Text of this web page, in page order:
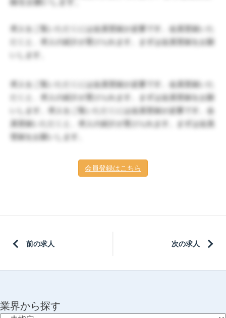
録をお願いします。
求人をご覧いただくには会員登録が必要です。会員登録いた
だくと、求人の紹介が受けられます。まずは会員登録をお願
いします。
求人をご覧いただくには会員登録が必要です。会員登録いた
だくと、求人の紹介が受けられます。まずは会員登録をお願
いします。求人をご覧いただくには会員登録が必要です。会
員登録いただくと、求人の紹介が受けられます。まずは会員
登録をお願いします。
会員登録はこちら
前の求人 次の求人
業界から探す